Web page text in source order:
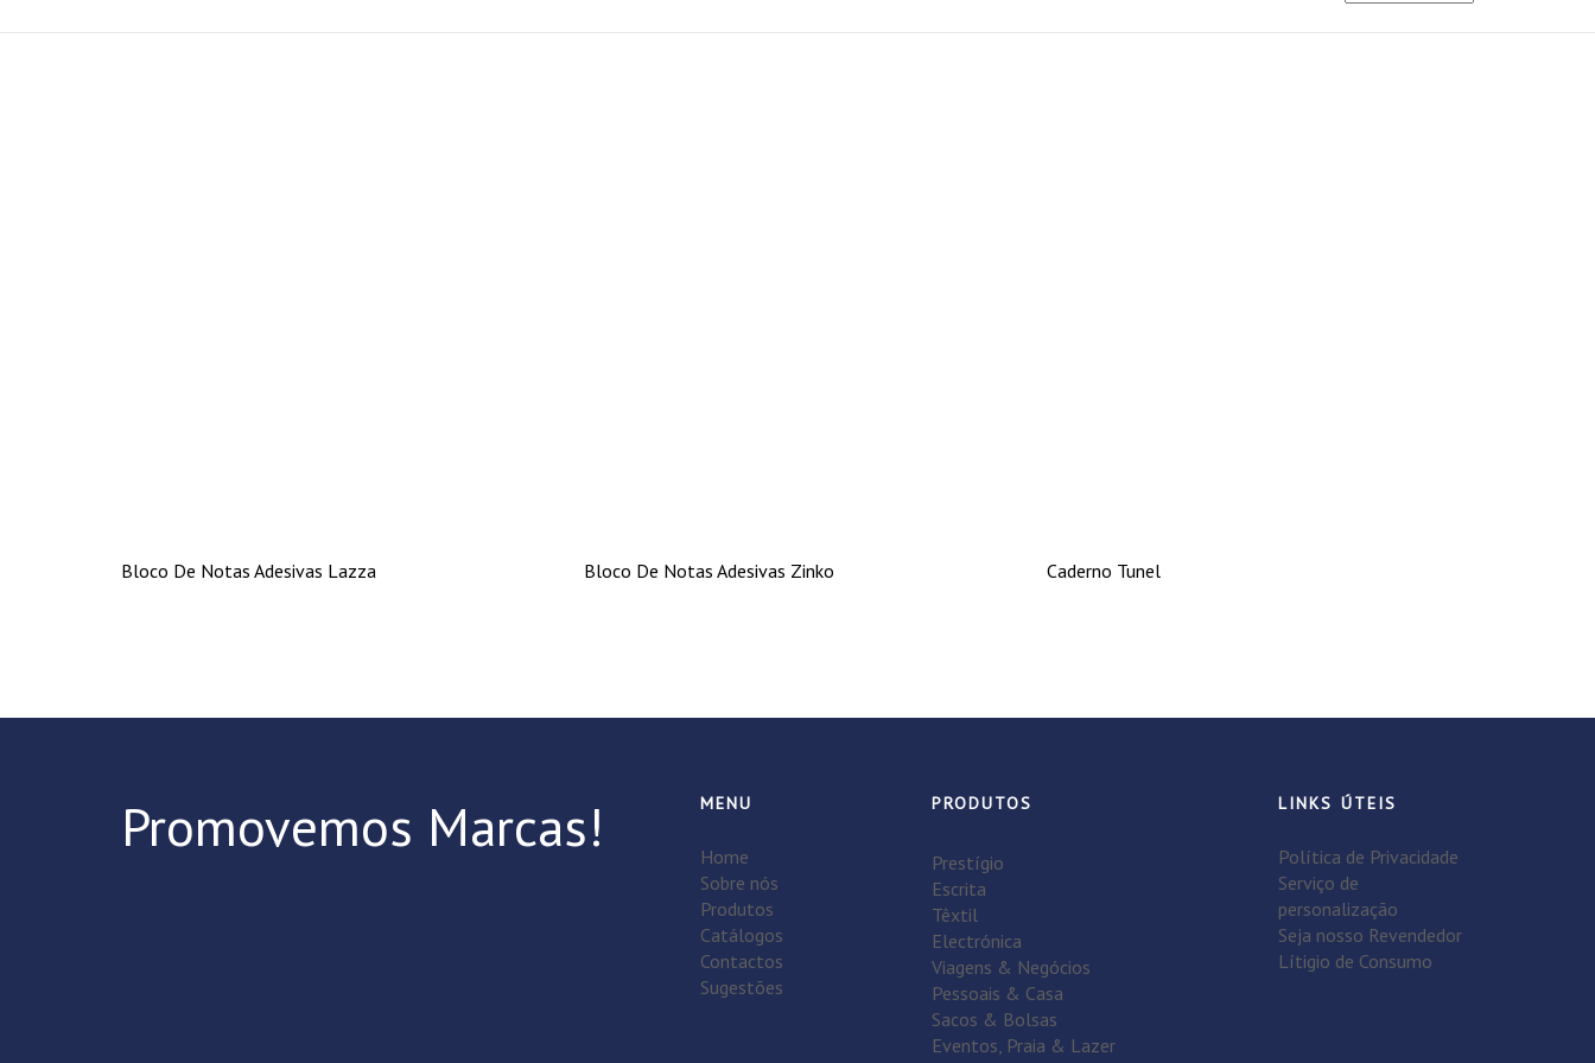
Bloco De Notas Adesivas Lazza Bloco De Notas Adesivas Zinko Caderno Tunel
Promovemos Marcas! MENU
Home
Sobre nós
Produtos
Catálogos
Contactos
Sugestões
PRODUTOS
Prestígio
Escrita
Têxtil
Electrónica
Viagens & Negócios
Pessoais & Casa
Sacos & Bolsas
Eventos, Praia & Lazer
LINKS ÚTEIS
Política de Privacidade
Serviço de
personalização
Seja nosso Revendedor
Lítigio de Consumo